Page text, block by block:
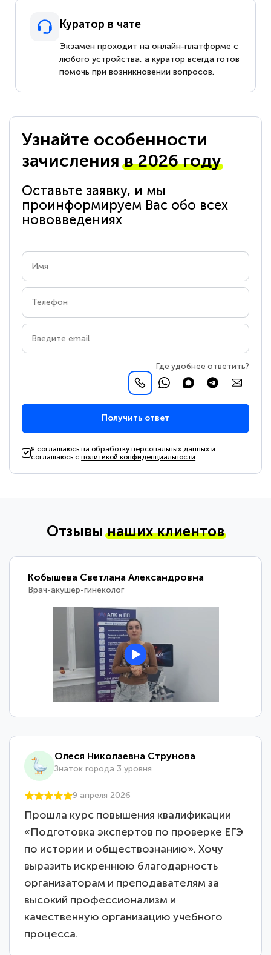
Куратор в чате
Экзамен проходит на онлайн-платформе с
любого устройства, а куратор всегда готов
помочь при возникновении вопросов.
Узнайте особенности
зачисленияв 2026 году
Оставьте заявку, и мы
проинформируем Вас обо всех
нововведениях
Где удобнее ответить?
Получить ответ
Я соглашаюсь на обработку персональных данных и
соглашаюсь сполитикой конфиденциальности
Отзывынаших клиентов
Кобышева Светлана Александровна
Врач-акушер-гинеколог
Олеся Николаевна Струнова
Знаток города 3 уровня
9 апреля 2026
Прошла курс повышения квалификации
«Подготовка экспертов по проверке ЕГЭ
по истории и обществознанию». Хочу
выразить искреннюю благодарность
организаторам и преподавателям за
высокий профессионализм и
качественную организацию учебного
процесса.